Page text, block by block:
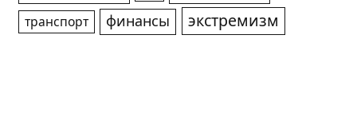
транспорт финансы экстремизм